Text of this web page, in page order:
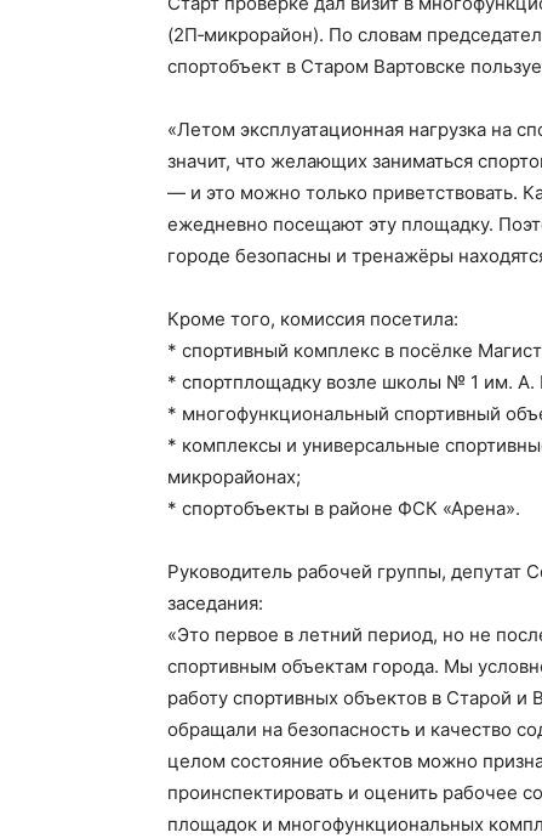
(2П‑микрорайон). По словам
спортобъект в Старом Вартовске
«Летом эксплуатационная нагрузка на
значит, что желающих заниматься
— и это можно только приветствовать.
ежедневно посещают эту площадку.
городе безопасны и тренажёры
Кроме того, комиссия посетила:
* спортивный комплекс в посёлке
* спортплощадку возле школы № 1 им. А.
* многофункциональный спортивный
* комплексы и универсальные
микрорайонах;
* спортобъекты в районе ФСК «Арена».
Руководитель рабочей группы, депутат
заседания:
«Это первое в летний период, но не
спортивным объектам города. Мы
работу спортивных объектов в Старой
обращали на безопасность и качество
целом состояние объектов можно
проинспектировать и оценить рабочее
площадок и многофункциональных